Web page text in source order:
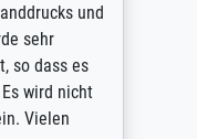
und
sehr
so dass es
wird nicht
Vielen